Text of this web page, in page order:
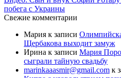
побега с Украины
Свежие комментарии
Мария к записи
Щербакова выходит замуж
Ирина к записи Мария
сыграли тайную свадьбу
marinkaaasmir@gmail.com к